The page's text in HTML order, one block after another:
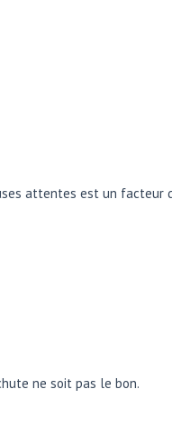
attentes est un facteur
ne soit pas le bon.